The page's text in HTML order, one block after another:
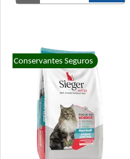
Conservantes Seguros